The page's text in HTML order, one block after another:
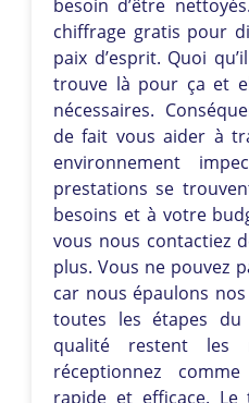
besoin d’être
chiffrage gratis pour
paix d’esprit. Quoi
trouve là pour ça et
nécessaires.
de fait vous aider à
environnement
prestations se
besoins et à votre
vous nous contactiez
plus. Vous ne pouvez
car nous épaulons
toutes les étapes du
qualité restent les
réceptionnez
rapide et efficace.